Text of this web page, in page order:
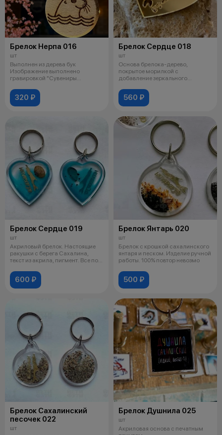
Брелок Нерпа 016
шт
Выполнен из дерева бук
Изображение выполнено
гравировкой "Сувениры
320 ₽
Брелок Сердце 018
шт
Основа брелока-дерево,
покрытое морилкой с
добавление зеркального
560 ₽
Брелок Сердце 019
шт
Акриловый брелок. Настоящие
ракушки с берега Сахалина,
текст из акрила, пигмент. Все под
600 ₽
Брелок Янтарь 020
шт
Брелок с крошкой сахалинского
янтаря и песком. Изделие ручной
работы. 100% повтор невозмо
500 ₽
Брелок Сахалинский
песочек 022
шт
Брелок Душнила 025
шт
Акриловая основа с печатным